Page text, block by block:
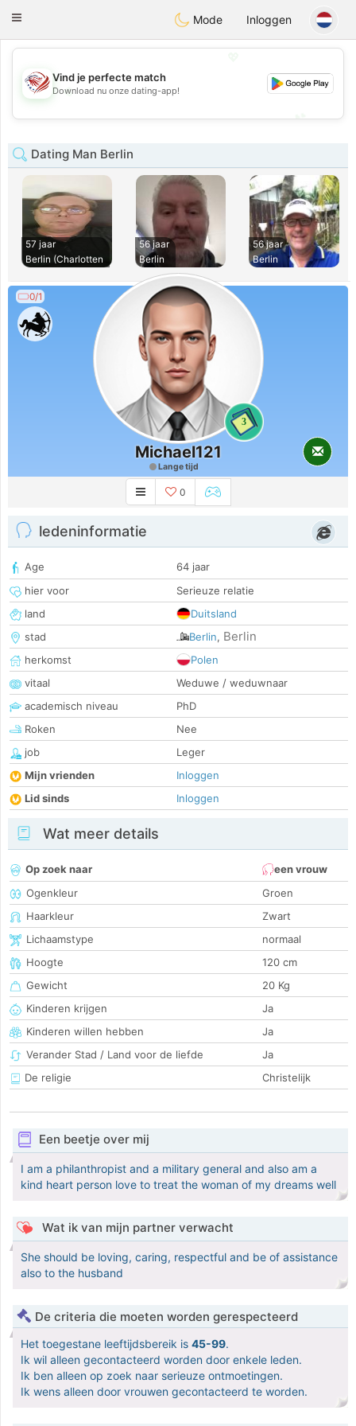
StatesDating
Toggle
Mode Inloggen
💖
💕
Vind je perfecte match
Download nu onze dating-app!
Dating Man Berlin
57 jaar
Berlin (Charlotten
56 jaar
Berlin
56 jaar
Berlin
0/1
3
Michael121
Lange tijd
0
ledeninformatie
Age
64 jaar
hier voor
Serieuze relatie
land
Duitsland
stad
Berlin, Berlin
herkomst
Polen
vitaal
Weduwe / weduwnaar
academisch niveau
PhD
Roken
Nee
job
Leger
Mijn vrienden
Inloggen
Lid sinds
Inloggen
Wat meer details
Op zoek naar
een vrouw
Ogenkleur
Groen
Haarkleur
Zwart
Lichaamstype
normaal
Hoogte
120 cm
Gewicht
20 Kg
Kinderen krijgen
Ja
Kinderen willen hebben
Ja
Verander Stad / Land voor de liefde
Ja
De religie
Christelijk
Een beetje over mij
I am a philanthropist and a military general and also am a
kind heart person love to treat the woman of my dreams well
Wat ik van mijn partner verwacht
She should be loving, caring, respectful and be of assistance
also to the husband
De criteria die moeten worden gerespecteerd
Het toegestane leeftijdsbereik is 45-99.
Ik wil alleen gecontacteerd worden door enkele leden.
Ik ben alleen op zoek naar serieuze ontmoetingen.
Ik wens alleen door vrouwen gecontacteerd te worden.